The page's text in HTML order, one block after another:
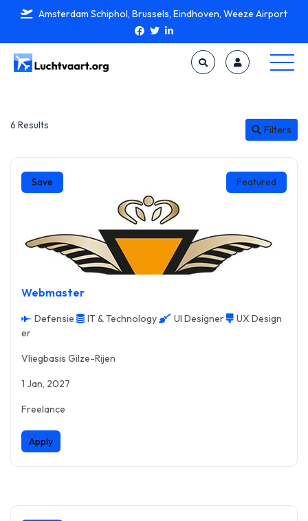
Amsterdam Schiphol, Brussels, Eindhoven, Weeze Airport
6 Results Filters
Featured
Save
Webmaster
Defensie IT & Technology UI Designer
UX Design
er
Vliegbasis Gilze-Rijen
1 Jan, 2027
Freelance
Apply